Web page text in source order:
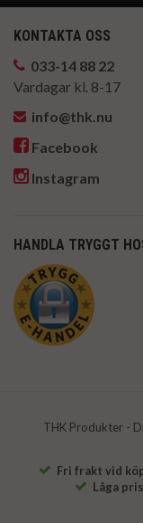
KONTAKTA OSS
033-14 88 22
Vardagar kl. 8-17
info@thk.nu
Facebook
Instagram
HANDLA TRYGGT
THK Produkter -
Fri frakt vid
Låga